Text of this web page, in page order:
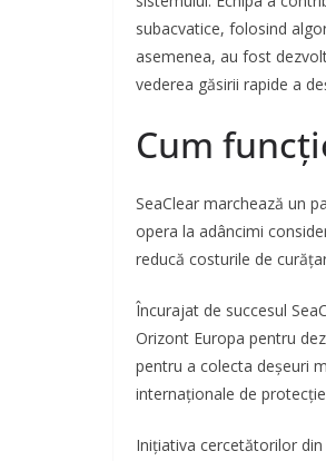
subacvatice, folosind
asemenea, au fost
vederea găsirii rapide a
Cum
SeaClear marchează un
opera la adâncimi
reducă costurile de
Încurajat de succesul
Orizont Europa pentru
pentru a colecta deșeuri
internaționale de
Inițiativa cercetătorilor